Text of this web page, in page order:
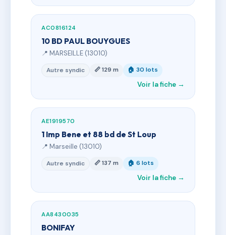
AC0816124
10 BD PAUL BOUYGUES
📍 MARSEILLE (13010)
Autre syndic 📏 129 m 🏠 30 lots
Voir la fiche →
AE1919570
1 Imp Bene et 88 bd de St Loup
📍 Marseille (13010)
Autre syndic 📏 137 m 🏠 6 lots
Voir la fiche →
AA8430035
BONIFAY